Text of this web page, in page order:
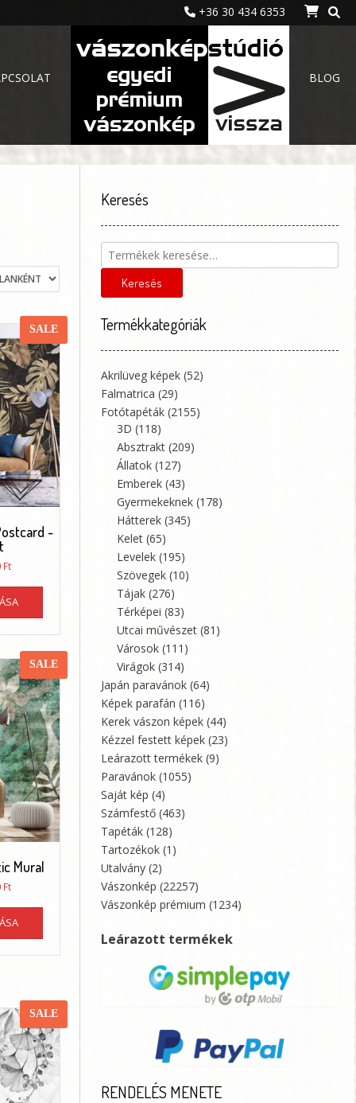
+36 30 434 6353
BLOG
SALE
-
FtÁrtartomány:
89050 Ft
Ennek
terméknek
több
variációja
van.
A
változatok
a
termékoldalon
választhatók
ki
SALE
Mural
FtÁrtartomány:
89050 Ft
Ennek
terméknek
több
A
változatok
a
termékoldalon
választhatók
SALE
Keresés
Keresés
a
következőre:
Keresés
Termékkategóriák
Akrilüveg képek (52)
Falmatrica (29)
Fotótapéták (2155)
3D (118)
Absztrakt (209)
Állatok (127)
Emberek (43)
Gyermekeknek (178)
Hátterek (345)
Kelet (65)
Levelek (195)
Szövegek (10)
Tájak (276)
Térképei (83)
Utcai művészet (81)
Városok (111)
Virágok (314)
Japán paravánok (64)
Képek parafán (116)
Kerek vászon képek (44)
Kézzel festett képek (23)
Leárazott termékek (9)
Paravánok (1055)
Saját kép (4)
Számfestő (463)
Tapéták (128)
Tartozékok (1)
Utalvány (2)
Vászonkép (22257)
Vászonkép prémium (1234)
Leárazott termékek
RENDELÉS MENETE